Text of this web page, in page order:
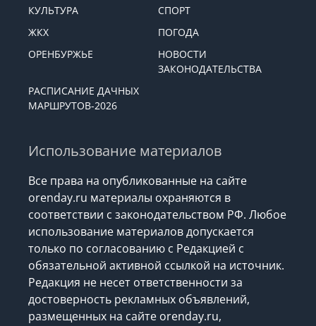
КУЛЬТУРА
СПОРТ
ЖКХ
ПОГОДА
ОРЕНБУРЖЬЕ
НОВОСТИ
ЗАКОНОДАТЕЛЬСТВА
РАСПИСАНИЕ ДАЧНЫХ
МАРШРУТОВ-2026
Использование материалов
Все права на опубликованные на сайте
orenday.ru материалы охраняются в
соответствии с законодательством РФ. Любое
использование материалов допускается
только по согласованию с Редакцией с
обязательной активной ссылкой на источник.
Редакция не несет ответственности за
достоверность рекламных объявлений,
размещенных на сайте orenday.ru,